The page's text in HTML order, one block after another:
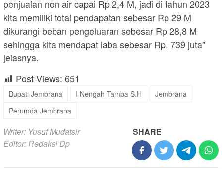
penjualan non air capai Rp 2,4 M, jadi di tahun 2023
kita memiliki total pendapatan sebesar Rp 29 M
dikurangi beban pengeluaran sebesar Rp 28,8 M
sehingga kita mendapat laba sebesar Rp. 739 juta”
jelasnya.
Post Views: 651
Bupati Jembrana I Nengah Tamba S.H
Jembrana
Perumda Jembrana
Writer: Yusuf Mudatsir
Editor: Redaksi Dp
SHARE